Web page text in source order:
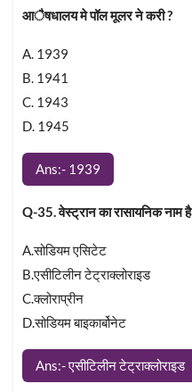
आैषधालय मे पॉल मूलर ने करी ?
A. 1939
B. 1941
C. 1943
D. 1945
Ans:- 1939
Q-35. वेस्ट्रान का रासायनिक नाम है
A.सोडियम एसिटेट
B.एसीटिलीन टेट्राक्लोराइड
C.क्लोराप्रीन
D.सोडियम बाइकार्बोनेट
Ans:- एसीटिलीन टेट्राक्लोराइड